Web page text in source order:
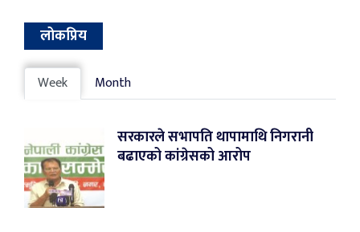
लोकप्रिय
Week Month
सरकारले सभापति थापामाथि निगरानी
बढाएको कांग्रेसको आरोप